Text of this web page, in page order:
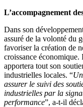
L’accompagnement
Dans son
assuré de la volonté du
favoriser la création de
croissance
apportera tout son
industrielles locales. “
assurer le suivi des
industrielles par la
performance”, a-t-il